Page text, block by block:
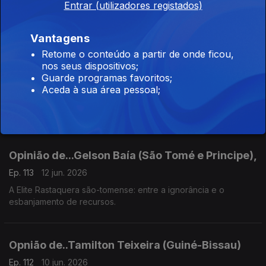
"Estreia"
Opinião de...João Feijó (Moçambique),
Ep. 114
15 jun. 2026
Opinião de...Gelson Baía (São Tomé e Principe),
Ep. 113
12 jun. 2026
A Elite Rastaquera são-tomense: entre a ignorância e o
esbanjamento de recursos.
Opnião de..Tamilton Teixeira (Guiné-Bissau)
Ep. 112 10 jun. 2026
Entrar (utilizadores registados)
Vantagens
Retome o conteúdo a partir de onde ficou,
nos seus dispositivos;
Guarde programas favoritos;
Aceda à sua área pessoal;